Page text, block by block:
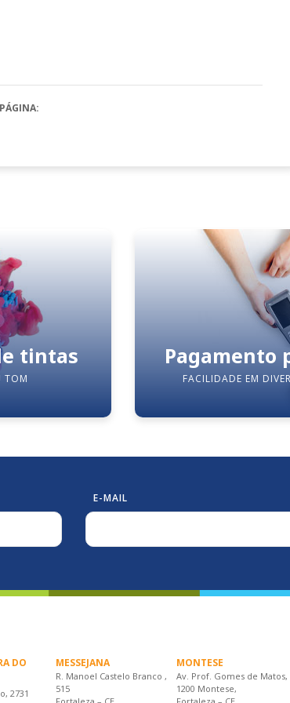
tintas
TOM
Pagamento
FACILIDADE EM
E-MAIL
DO
2731
MESSEJANA
R. Manoel Castelo Branco ,
515
Fortaleza – CE
MONTESE
Av. Prof. Gomes de Matos,
1200 Montese,
Fortaleza – CE